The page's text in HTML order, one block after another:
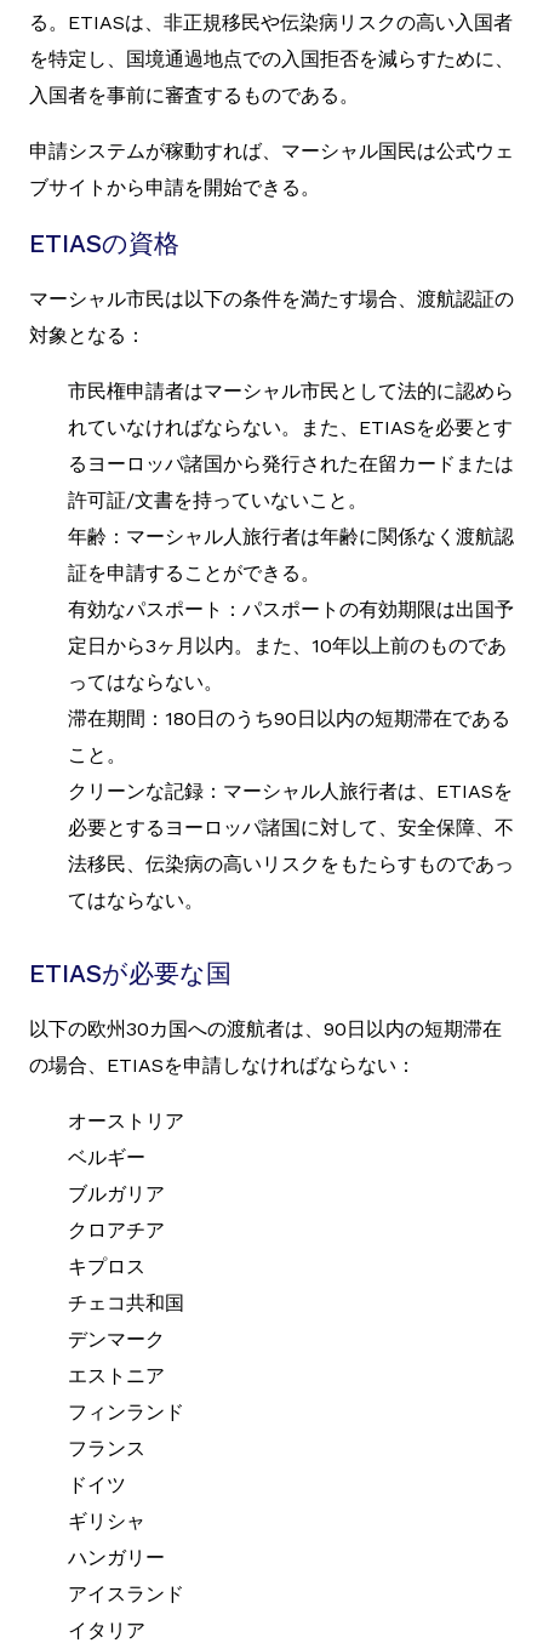
る。ETIASは、非正規移民や伝染病リスクの高い入国者
を特定し、国境通過地点での入国拒否を減らすために、
入国者を事前に審査するものである。
申請システムが稼動すれば、マーシャル国民は公式ウェ
ブサイトから申請を開始できる。
ETIASの資格
マーシャル市民は以下の条件を満たす場合、渡航認証の
対象となる：
市民権申請者はマーシャル市民として法的に認めら
れていなければならない。また、ETIASを必要とす
るヨーロッパ諸国から発行された在留カードまたは
許可証/文書を持っていないこと。
年齢：マーシャル人旅行者は年齢に関係なく渡航認
証を申請することができる。
有効なパスポート：パスポートの有効期限は出国予
定日から3ヶ月以内。また、10年以上前のものであ
ってはならない。
滞在期間：180日のうち90日以内の短期滞在である
こと。
クリーンな記録：マーシャル人旅行者は、ETIASを
必要とするヨーロッパ諸国に対して、安全保障、不
法移民、伝染病の高いリスクをもたらすものであっ
てはならない。
ETIASが必要な国
以下の欧州30カ国への渡航者は、90日以内の短期滞在
の場合、ETIASを申請しなければならない：
オーストリア
ベルギー
ブルガリア
クロアチア
キプロス
チェコ共和国
デンマーク
エストニア
フィンランド
フランス
ドイツ
ギリシャ
ハンガリー
アイスランド
イタリア